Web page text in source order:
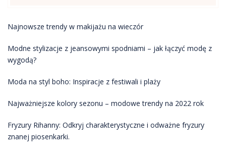
Najnowsze trendy w makijażu na wieczór
Modne stylizacje z jeansowymi spodniami – jak łączyć modę z
wygodą?
Moda na styl boho: Inspiracje z festiwali i plaży
Najważniejsze kolory sezonu – modowe trendy na 2022 rok
Fryzury Rihanny: Odkryj charakterystyczne i odważne fryzury
znanej piosenkarki.